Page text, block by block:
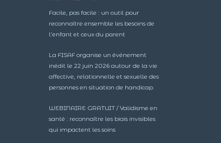
Facile, pas facile : un outil pour
reconnaître ensemble les besoins de
l’enfant et ceux du parent
La FISAF organise un événement
inédit le 22 juin 2026 autour de la vie
affective, relationnelle et sexuelle des
personnes en situation de handicap.
WEBINAIRE GRATUIT / Validisme en
santé : reconnaître les biais invisibles
qui impactent les soins